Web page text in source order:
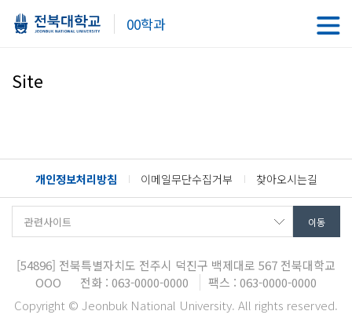
00학과
Site
개인정보처리방침 이메일무단수집거부 찾아오시는길
[54896] 전북특별자치도 전주시 덕진구 백제대로 567 전북대학교
OOO
전화 : 063-0000-0000
팩스 : 063-0000-0000
Copyright © Jeonbuk National University. All rights reserved.